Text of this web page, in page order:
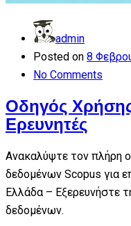
admin
Posted on 8
No Comments
Οδηγός
Ερευνητές
Ανακαλύψτε τον πλήρη
δεδομένων Scopus για
Ελλάδα – Εξερευνήστε
δεδομένων.